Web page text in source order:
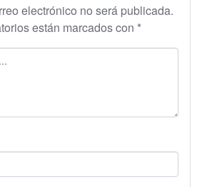
electrónico no será publicada.
están marcados con *